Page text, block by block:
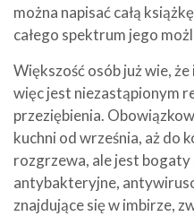
można napisać całą
całego spektrum jego
Większość osób już wie,
więc jest niezastąpionym
przeziębienia.
kuchni od września, aż do
rozgrzewa, ale jest
antybakteryjne,
znajdujące się w imbirze,